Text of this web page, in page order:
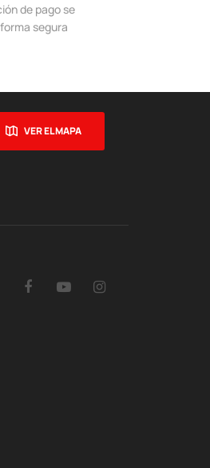
de pago se
segura
VER EL MAPA
FacebookYouTube